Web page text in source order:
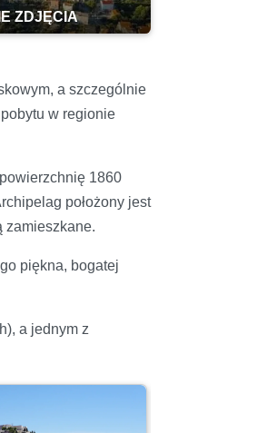
ZDJĘCIA
a szczególnie
w regionie
1860
położony jest
zamieszkane.
piękna, bogatej
a jednym z